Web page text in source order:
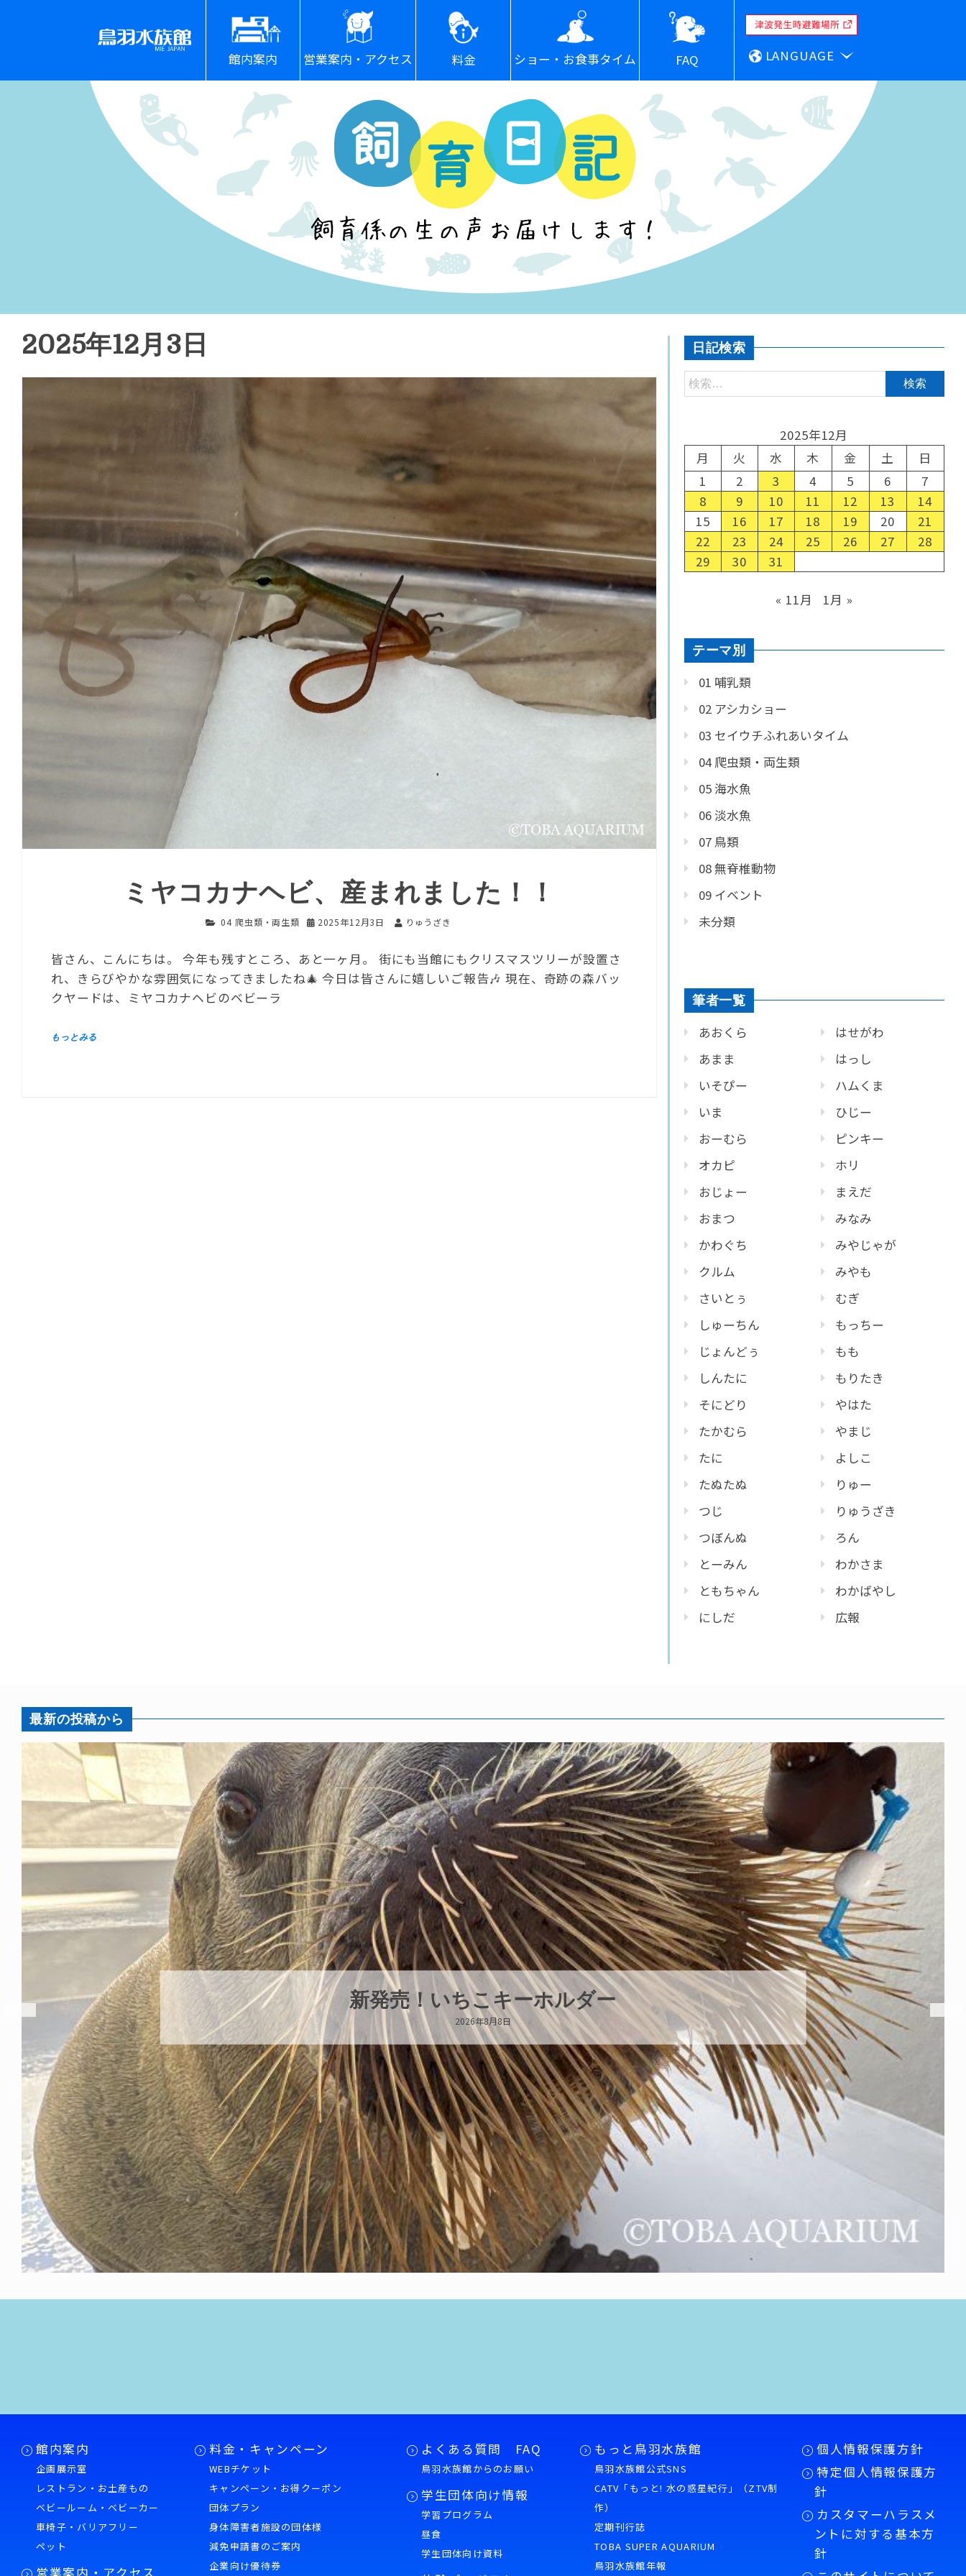
館内案内 営業案内・アクセス 料金 ショー・お食事タイム FAQ LANGUAGE
2025年12月3日
ミヤコカナヘビ、産まれました！！
04 爬虫類・両生類 2025年12月3日 りゅうざき
皆さん、こんにちは。 今年も残すところ、あと一ヶ月。 街にも当館にもクリスマスツリーが設置さ
れ、きらびやかな雰囲気になってきましたね🎄 今日は皆さんに嬉しいご報告🎶 現在、奇跡の森バッ
クヤードは、ミヤコカナヘビのベビーラ
日記検索
2025年12月
月
火 水 木 金 土
日
1
2 3 4 5 6
7
8
9 10 11 12 13
14
15
16 17 18 19 20
21
22
23 24 25 26 27
28
29
30 31
« 11月 1月 »
テーマ別
01 哺乳類
02 アシカショー
03 セイウチふれあいタイム
04 爬虫類・両生類
05 海水魚
06 淡水魚
07 鳥類
08 無脊椎動物
09 イベント
未分類
筆者一覧
あおくら
あまま
いそぴー
いま
おーむら
オカピ
おじょー
おまつ
かわぐち
クルム
さいとぅ
しゅーちん
じょんどぅ
しんたに
そにどり
たかむら
たに
たぬたぬ
つじ
つぼんぬ
とーみん
ともちゃん
にしだ
はせがわ
はっし
ハムくま
ひじー
ピンキー
ホリ
まえだ
みなみ
みやじゃが
みやも
むぎ
もっちー
もも
もりたき
やはた
やまじ
よしこ
りゅー
りゅうざき
ろん
わかさま
わかばやし
広報
最新の投稿から
新発売！いちこキーホルダー
2026年8月8日
館内案内
企画展示室
レストラン・お土産もの
ベビールーム・ベビーカー
車椅子・バリアフリー
ペット
営業案内・アクセス
料金・キャンペーン
WEBチケット
キャンペーン・お得クーポン
団体プラン
身体障害者施設の団体様
減免申請書のご案内
企業向け優待券
よくある質問 FAQ
鳥羽水族館からのお願い
学生団体向け情報
学習プログラム
昼食
学生団体向け資料
もっと鳥羽水族館
鳥羽水族館公式SNS
CATV「もっと! 水の惑星紀行」（ZTV制
作）
定期刊行誌
TOBA SUPER AQUARIUM
鳥羽水族館年報
個人情報保護方針
特定個人情報保護方
針
カスタマーハラスメ
ントに対する基本方
針